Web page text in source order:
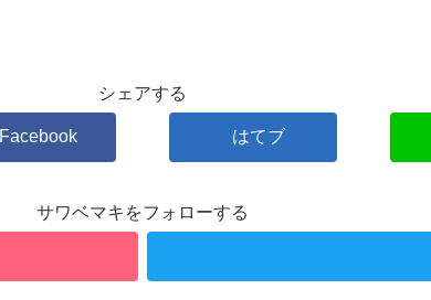
シェアする
Facebook はてブ
サワベマキをフォローする